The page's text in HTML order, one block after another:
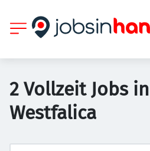
2 Vollzeit Jobs
Westfalica